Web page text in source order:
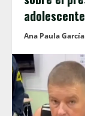
Ana Paula García